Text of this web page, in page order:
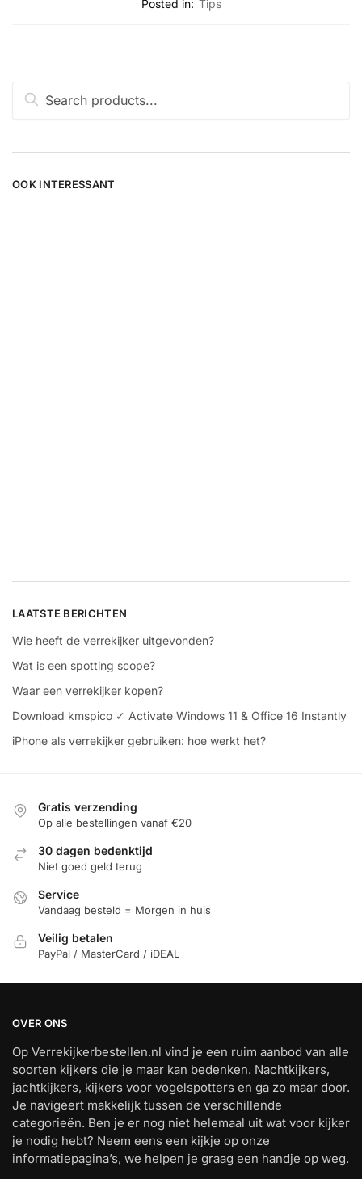
Posted in: Tips
Zoeken
naar:
OOK INTERESSANT
LAATSTE BERICHTEN
Wie heeft de verrekijker uitgevonden?
Wat is een spotting scope?
Waar een verrekijker kopen?
Download kmspico ✓ Activate Windows 11 & Office 16 Instantly
iPhone als verrekijker gebruiken: hoe werkt het?
Gratis verzending
Op alle bestellingen vanaf €20
30 dagen bedenktijd
Niet goed geld terug
Service
Vandaag besteld = Morgen in huis
Veilig betalen
PayPal / MasterCard / iDEAL
OVER ONS
Op Verrekijkerbestellen.nl vind je een ruim aanbod van alle
soorten kijkers die je maar kan bedenken. Nachtkijkers,
jachtkijkers, kijkers voor vogelspotters en ga zo maar door.
Je navigeert makkelijk tussen de verschillende
categorieën. Ben je er nog niet helemaal uit wat voor kijker
je nodig hebt? Neem eens een kijkje op onze
informatiepagina’s, we helpen je graag een handje op weg.